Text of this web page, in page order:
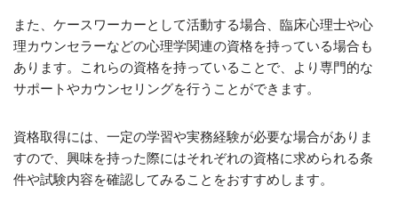
また、ケースワーカーとして活動する場合、臨床心理士や心
理カウンセラーなどの心理学関連の資格を持っている場合も
あります。これらの資格を持っていることで、より専門的な
サポートやカウンセリングを行うことができます。
資格取得には、一定の学習や実務経験が必要な場合がありま
すので、興味を持った際にはそれぞれの資格に求められる条
件や試験内容を確認してみることをおすすめします。